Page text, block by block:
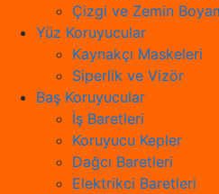
Çizgi ve Zemin
Yüz Koruyucular
Kaynakçı Maskeleri
Siperlik ve Vizör
Baş Koruyucular
İş Baretleri
Koruyucu Kepler
Dağcı Baretleri
Elektrikci Baretleri